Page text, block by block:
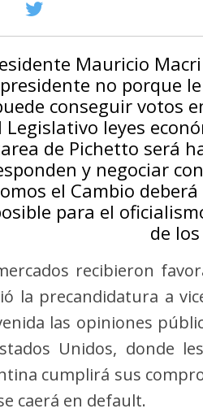
Mauricio
no porque
conseguir votos
Legislativo leyes
de Pichetto será
y negociar
el Cambio
para el
de
recibieron
la precandidatura a
las opiniones
Unidos, donde
cumplirá sus
caerá en default.